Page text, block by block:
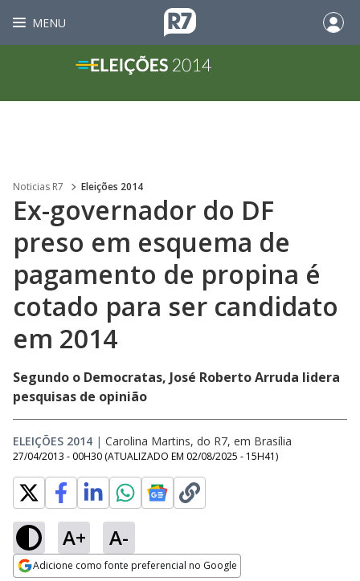
MENU
Noticias R7 Eleições 2014
Ex-governador do DF
preso em esquema de
pagamento de propina é
cotado para ser candidato
em 2014
Segundo o Democratas, José Roberto Arruda lidera
pesquisas de opinião
ELEIÇÕES 2014 | Carolina Martins, do R7, em Brasília
27/04/2013 - 00H30 (ATUALIZADO EM 02/08/2025 - 15H41)
A+ A-
Adicione como fonte preferencial no Google